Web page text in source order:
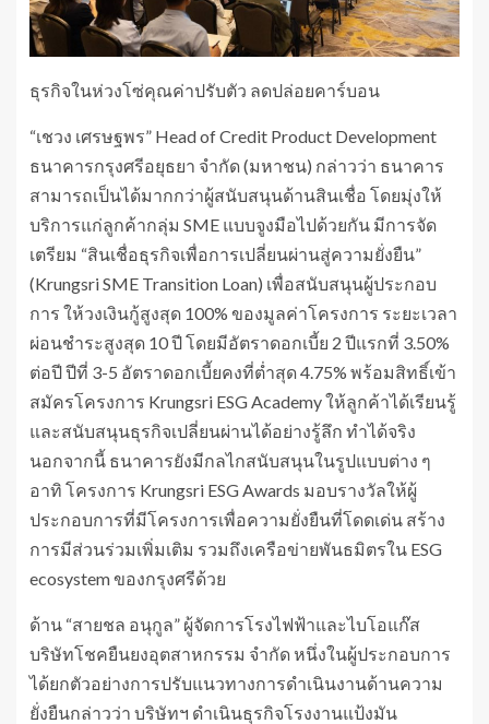
ธุรกิจในห่วงโซ่คุณค่าปรับตัว ลดปล่อยคาร์บอน
“เชวง เศรษฐพร” Head of Credit Product Development
ธนาคารกรุงศรีอยุธยา จำกัด (มหาชน) กล่าวว่า ธนาคาร
สามารถเป็นได้มากกว่าผู้สนับสนุนด้านสินเชื่อ โดยมุ่งให้
บริการแก่ลูกค้ากลุ่ม SME แบบจูงมือไปด้วยกัน มีการจัด
เตรียม “สินเชื่อธุรกิจเพื่อการเปลี่ยนผ่านสู่ความยั่งยืน”
(Krungsri SME Transition Loan) เพื่อสนับสนุนผู้ประกอบ
การ ให้วงเงินกู้สูงสุด 100% ของมูลค่าโครงการ ระยะเวลา
ผ่อนชำระสูงสุด 10 ปี โดยมีอัตราดอกเบี้ย 2 ปีแรกที่ 3.50%
ต่อปี ปีที่ 3-5 อัตราดอกเบี้ยคงที่ต่ำสุด 4.75% พร้อมสิทธิ์เข้า
สมัครโครงการ Krungsri ESG Academy ให้ลูกค้าได้เรียนรู้
และสนับสนุนธุรกิจเปลี่ยนผ่านได้อย่างรู้ลึก ทำได้จริง
นอกจากนี้ ธนาคารยังมีกลไกสนับสนุนในรูปแบบต่าง ๆ
อาทิ โครงการ Krungsri ESG Awards มอบรางวัลให้ผู้
ประกอบการที่มีโครงการเพื่อความยั่งยืนที่โดดเด่น สร้าง
การมีส่วนร่วมเพิ่มเติม รวมถึงเครือข่ายพันธมิตรใน ESG
ecosystem ของกรุงศรีด้วย
ด้าน “สายชล อนุกูล” ผู้จัดการโรงไฟฟ้าและไบโอแก๊ส
บริษัทโชคยืนยงอุตสาหกรรม จำกัด หนึ่งในผู้ประกอบการ
ได้ยกตัวอย่างการปรับแนวทางการดำเนินงานด้านความ
ยั่งยืนกล่าวว่า บริษัทฯ ดำเนินธุรกิจโรงงานแป้งมัน